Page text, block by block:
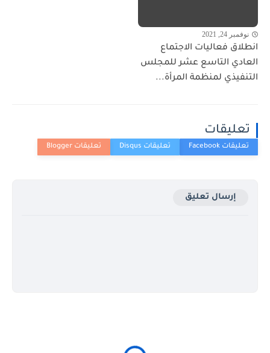
نوفمبر 24, 2021
انطلاق فعاليات الاجتماع
العادي التاسع عشر للمجلس
التنفيذي لمنظمة المرأة...
تعليقات
إرسال تعليق